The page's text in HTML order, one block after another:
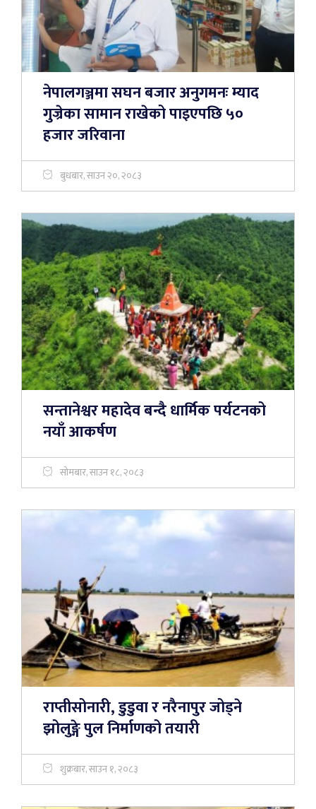
नेपालगञ्जमा सघन बजार अनुगमनः म्याद
गुज्रेका सामान राखेको पाइएपछि ५०
हजार जरिवाना
बुधबार, साउन २०, २०८३
सन्तानेश्वर महादेव बन्दै धार्मिक पर्यटनको
नयाँ आकर्षण
सोमबार, साउन १८, २०८३
राप्तीसोनारी, डुडुवा र नरैनापुर जोड्ने
झोलुङ्गे पुल निर्माणको तयारी
शुक्रबार, साउन १, २०८३